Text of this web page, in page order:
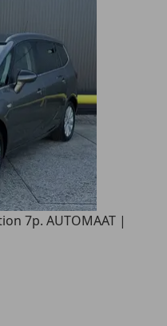
7p. AUTOMAAT |